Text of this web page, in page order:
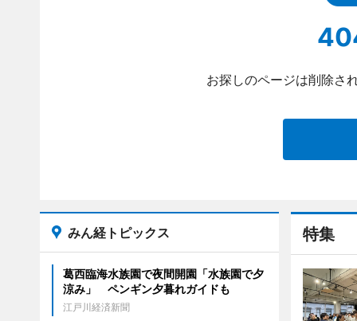
お探しのページは削除さ
特集
みん経トピックス
葛西臨海水族園で夜間開園「水族園で夕
涼み」 ペンギン夕暮れガイドも
江戸川経済新聞